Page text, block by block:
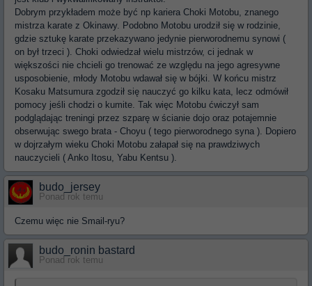
Dobrym przykładem może być np kariera Choki Motobu, znanego
mistrza karate z Okinawy. Podobno Motobu urodził się w rodzinie,
gdzie sztukę karate przekazywano jedynie pierworodnemu synowi (
on był trzeci ). Choki odwiedzał wielu mistrzów, ci jednak w
większości nie chcieli go trenować ze względu na jego agresywne
usposobienie, młody Motobu wdawał się w bójki. W końcu mistrz
Kosaku Matsumura zgodził się nauczyć go kilku kata, lecz odmówił
pomocy jeśli chodzi o kumite. Tak więc Motobu ćwiczył sam
podglądając treningi przez szparę w ścianie dojo oraz potajemnie
obserwując swego brata - Choyu ( tego pierworodnego syna ). Dopiero
w dojrzałym wieku Choki Motobu załapał się na prawdziwych
nauczycieli ( Anko Itosu, Yabu Kentsu ).
budo_jersey
Ponad rok temu
Czemu więc nie Smail-ryu?
budo_ronin bastard
Ponad rok temu